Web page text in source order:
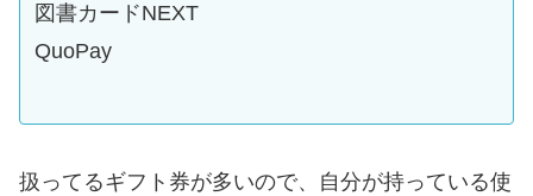
図書カードNEXT
QuoPay
扱ってるギフト券が多いので、自分が持っている使